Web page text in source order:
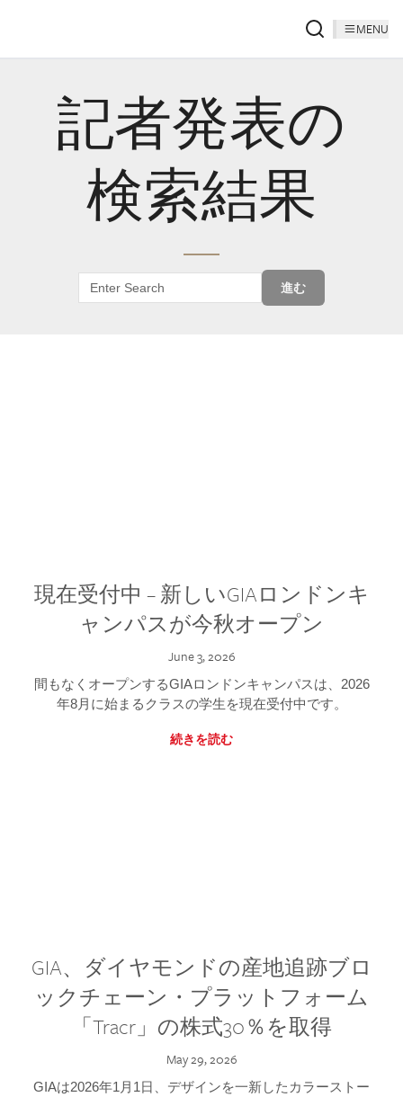
MENU
記者発表の
検索結果
進む
現在受付中 – 新しいGIAロンドンキ
ャンパスが今秋オープン
June 3, 2026
間もなくオープンするGIAロンドンキャンパスは、2026
年8月に始まるクラスの学生を現在受付中です。
続きを読む
GIA、ダイヤモンドの産地追跡ブロ
ックチェーン・プラットフォーム
「Tracr」の株式30％を取得
May 29, 2026
GIAは2026年1月1日、デザインを一新したカラーストー